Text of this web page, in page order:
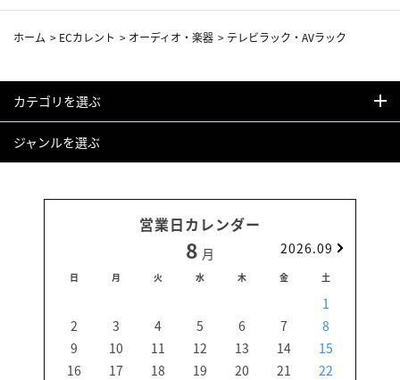
ホーム > ECカレント > オーディオ・楽器 > テレビラック・AVラック
カテゴリを選ぶ
ジャンルを選ぶ
営業日カレンダー
8 月 2026.09
日 月 火 水 木 金 土
1
2
3 4 5 6 7
8
9
10 11 12 13 14
15
16
17 18 19 20 21
22